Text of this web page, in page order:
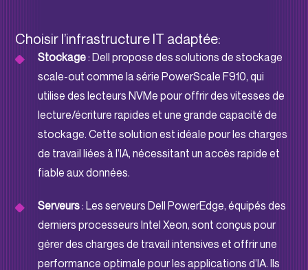
Choisir l’infrastructure IT adaptée:
Stockage : Dell propose des solutions de stockage
scale-out comme la série PowerScale F910, qui
utilise des lecteurs NVMe pour offrir des vitesses de
lecture/écriture rapides et une grande capacité de
stockage. Cette solution est idéale pour les charges
de travail liées à l’IA, nécessitant un accès rapide et
fiable aux données.
Serveurs : Les serveurs Dell PowerEdge, équipés des
derniers processeurs Intel Xeon, sont conçus pour
gérer des charges de travail intensives et offrir une
performance optimale pour les applications d’IA. Ils